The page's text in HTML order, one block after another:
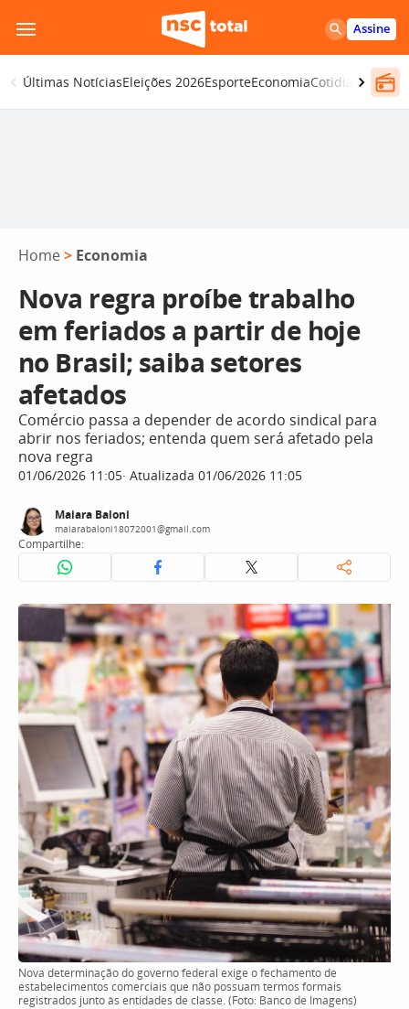
para
o
conteúdo
Assine
Últimas NotíciasEleições 2026EsporteEconomiaCotidiano
Home > Economia
Nova regra proíbe trabalho
em feriados a partir de hoje
no Brasil; saiba setores
afetados
Comércio passa a depender de acordo sindical para
abrir nos feriados; entenda quem será afetado pela
nova regra
01/06/2026 11:05 Atualizada 01/06/2026 11:05
Maiara Baloni
maiarabaloni18072001@gmail.com
Compartilhe:
Nova determinação do governo federal exige o fechamento de
estabelecimentos comerciais que não possuam termos formais
registrados junto às entidades de classe. (Foto: Banco de Imagens)